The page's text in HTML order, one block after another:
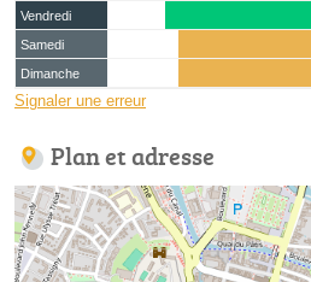
Vendredi
Samedi
Dimanche
Signaler une erreur
Plan et adresse